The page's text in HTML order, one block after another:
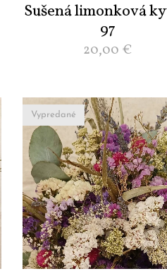
Sušená limonková
97
20,00 €
Vypredané